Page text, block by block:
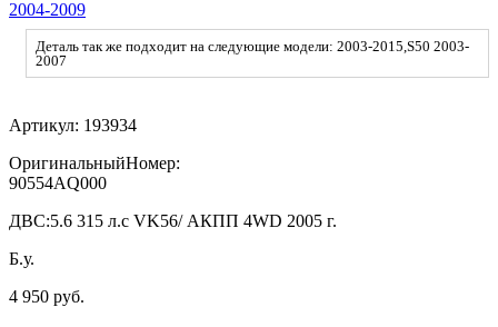
2004-2009
Деталь так же подходит на следующие модели: 2003-2015,S50 2003-
2007
Артикул: 193934
ОригинальныйНомер:
90554AQ000
ДВС:5.6 315 л.с VK56/ АКПП 4WD 2005 г.
Б.у.
4 950 руб.